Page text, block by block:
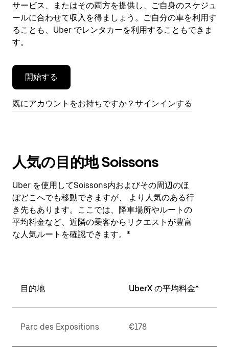
を
閉
じ
ま
す。
サービス、またはその両方を提供し、ご自身のスケジュ
ールに合わせて収入を得ましょう。ご自分の車を利用す
ることも、Uber でレンタカーを利用することもできま
す。
開始する
既にアカウントをお持ちですか？サインインする
人気の目的地 Soissons
Uber を使用してSoissons内およびその周辺のほ
ぼどこへでも移動できますが、 より人気のある行
き先もあります。ここでは、降車場所やルートの
平均料金など、近隣の乗客からリクエストが豊富
な人気ルートを確認できます。*
目的地 UberX の平均料金*
Parc des Expositions €178